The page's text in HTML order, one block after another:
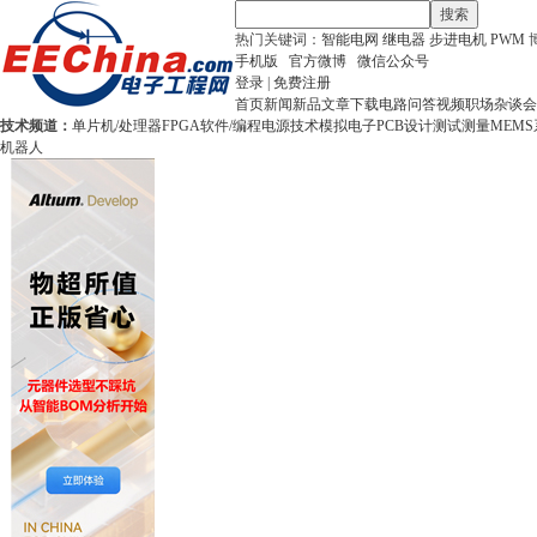
搜索
热门关键词： 智能电网 继电器 步进电机 PWM
手机版
官方微博
微信公众号
登录 免费注册
首页新闻新品文章下载电路问答视频职场杂谈
技术频道： 单片机/处理器FPGA软件/编程电源技术模拟电子PCB设计测试测量MEMS
机器人